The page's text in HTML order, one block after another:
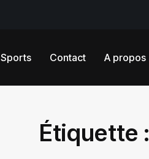
Sports Contact A propos
Étiquette :